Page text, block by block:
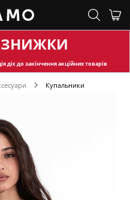
ЗНИЖКИ
діє до закінчення акційних товарів
Купальники